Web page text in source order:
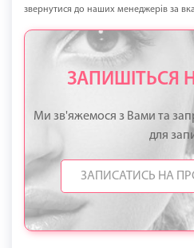
звернутися до наших менеджерів за
ЗАПИШІТЬСЯ
Ми зв'яжемося з Вами та
для